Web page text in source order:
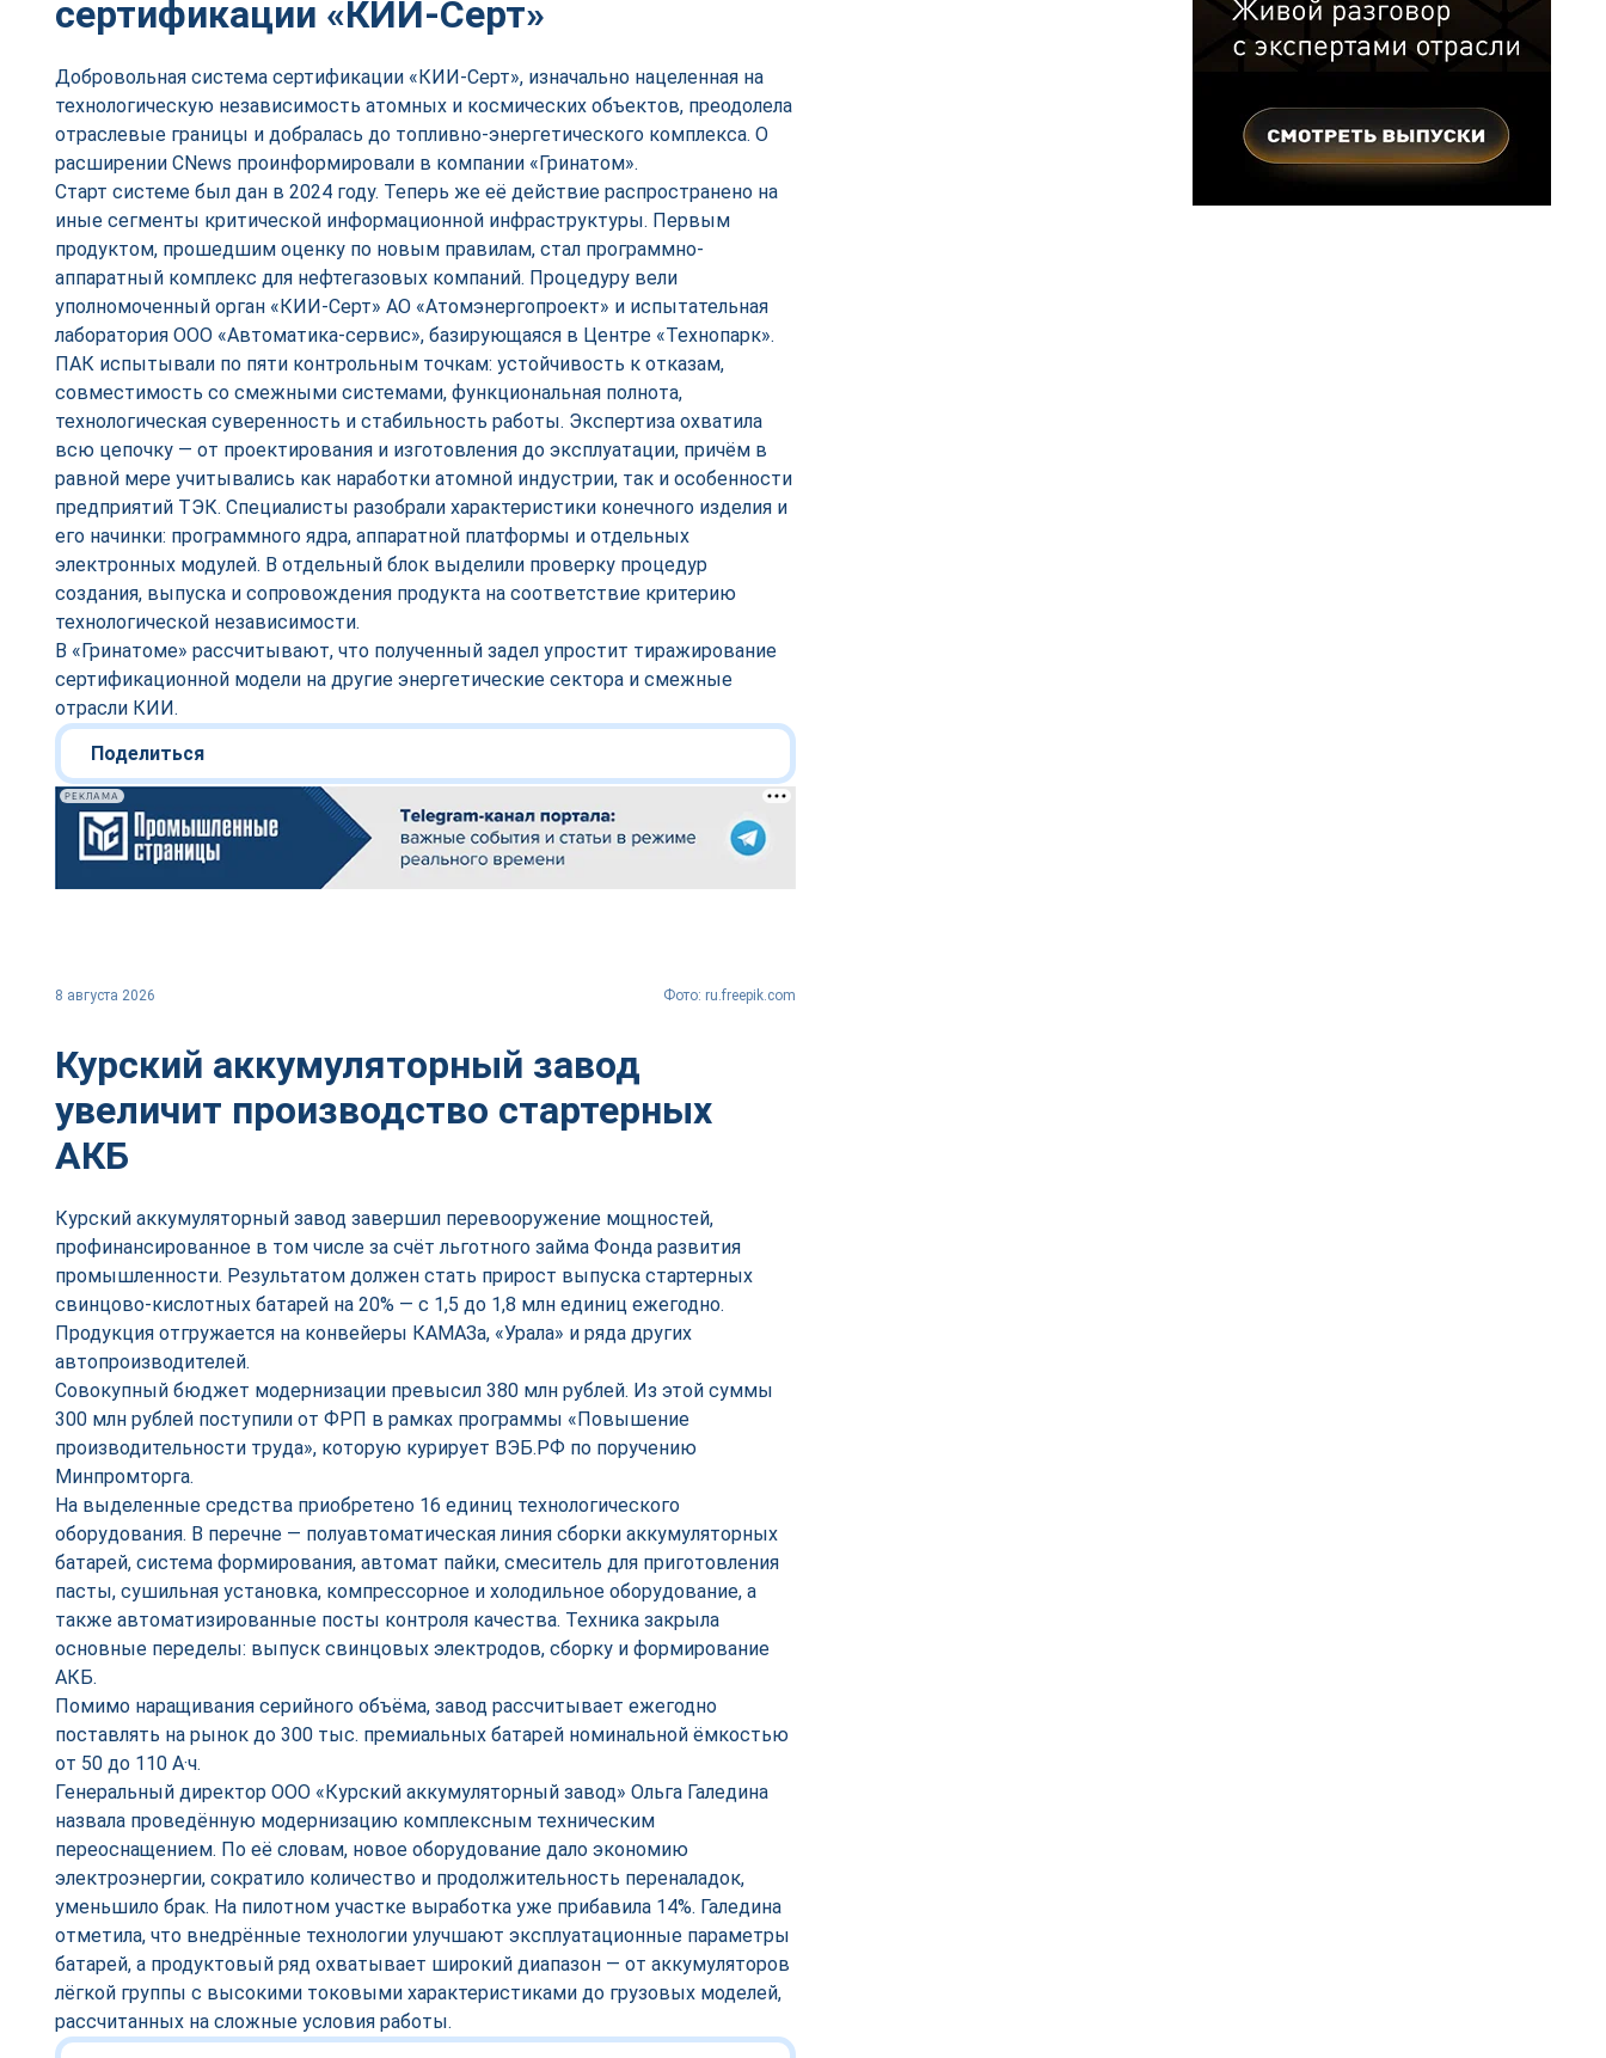
сертификации «КИИ-Серт»
Добровольная система сертификации «КИИ-Серт», изначально нацеленная на
технологическую независимость атомных и космических объектов, преодолела
отраслевые границы и добралась до топливно-энергетического комплекса. О
расширении CNews проинформировали в компании «Гринатом».
Старт системе был дан в 2024 году. Теперь же её действие распространено на
иные сегменты критической информационной инфраструктуры. Первым
продуктом, прошедшим оценку по новым правилам, стал программно-
аппаратный комплекс для нефтегазовых компаний. Процедуру вели
уполномоченный орган «КИИ-Серт» АО «Атомэнергопроект» и испытательная
лаборатория ООО «Автоматика-сервис», базирующаяся в Центре «Технопарк».
ПАК испытывали по пяти контрольным точкам: устойчивость к отказам,
совместимость со смежными системами, функциональная полнота,
технологическая суверенность и стабильность работы. Экспертиза охватила
всю цепочку — от проектирования и изготовления до эксплуатации, причём в
равной мере учитывались как наработки атомной индустрии, так и особенности
предприятий ТЭК. Специалисты разобрали характеристики конечного изделия и
его начинки: программного ядра, аппаратной платформы и отдельных
электронных модулей. В отдельный блок выделили проверку процедур
создания, выпуска и сопровождения продукта на соответствие критерию
технологической независимости.
В «Гринатоме» рассчитывают, что полученный задел упростит тиражирование
сертификационной модели на другие энергетические сектора и смежные
отрасли КИИ.
Поделиться
РЕКЛАМА
8 августа 2026 Фото: ru.freepik.com
Курский аккумуляторный завод
увеличит производство стартерных
АКБ
Курский аккумуляторный завод завершил перевооружение мощностей,
профинансированное в том числе за счёт льготного займа Фонда развития
промышленности. Результатом должен стать прирост выпуска стартерных
свинцово-кислотных батарей на 20% — с 1,5 до 1,8 млн единиц ежегодно.
Продукция отгружается на конвейеры КАМАЗа, «Урала» и ряда других
автопроизводителей.
Совокупный бюджет модернизации превысил 380 млн рублей. Из этой суммы
300 млн рублей поступили от ФРП в рамках программы «Повышение
производительности труда», которую курирует ВЭБ.РФ по поручению
Минпромторга.
На выделенные средства приобретено 16 единиц технологического
оборудования. В перечне — полуавтоматическая линия сборки аккумуляторных
батарей, система формирования, автомат пайки, смеситель для приготовления
пасты, сушильная установка, компрессорное и холодильное оборудование, а
также автоматизированные посты контроля качества. Техника закрыла
основные переделы: выпуск свинцовых электродов, сборку и формирование
АКБ.
Помимо наращивания серийного объёма, завод рассчитывает ежегодно
поставлять на рынок до 300 тыс. премиальных батарей номинальной ёмкостью
от 50 до 110 А·ч.
Генеральный директор ООО «Курский аккумуляторный завод» Ольга Галедина
назвала проведённую модернизацию комплексным техническим
переоснащением. По её словам, новое оборудование дало экономию
электроэнергии, сократило количество и продолжительность переналадок,
уменьшило брак. На пилотном участке выработка уже прибавила 14%. Галедина
отметила, что внедрённые технологии улучшают эксплуатационные параметры
батарей, а продуктовый ряд охватывает широкий диапазон — от аккумуляторов
лёгкой группы с высокими токовыми характеристиками до грузовых моделей,
рассчитанных на сложные условия работы.